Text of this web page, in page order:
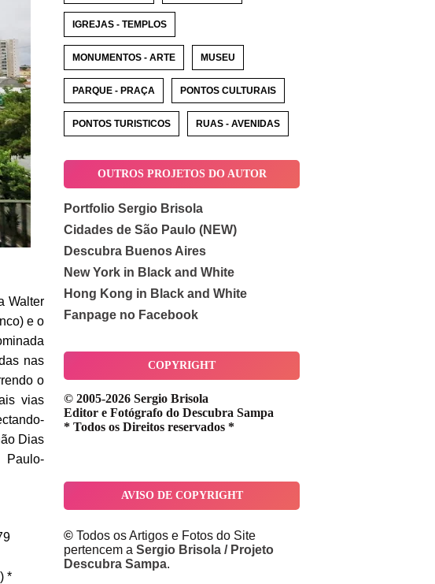
Walter
e o
nas
o
vias
Dias
Paulo-
*
IGREJAS - TEMPLOS
MONUMENTOS - ARTE MUSEU
PARQUE - PRAÇA PONTOS CULTURAIS
PONTOS TURISTICOS RUAS - AVENIDAS
OUTROS PROJETOS DO AUTOR
Portfolio Sergio Brisola
Cidades de São Paulo (NEW)
Descubra Buenos Aires
New York in Black and White
Hong Kong in Black and White
Fanpage no Facebook
COPYRIGHT
© 2005-2026 Sergio Brisola
Editor e Fotógrafo do Descubra Sampa
* Todos os Direitos reservados *
AVISO DE COPYRIGHT
© Todos os Artigos e Fotos do Site
pertencem a Sergio Brisola / Projeto
Descubra Sampa.